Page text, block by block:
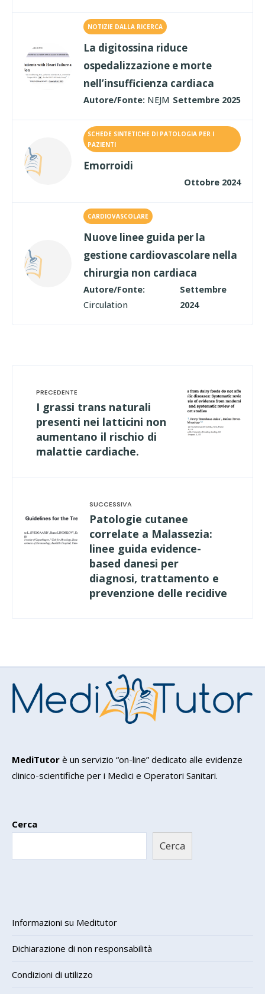
NOTIZIE DALLA RICERCA
La digitossina riduce
ospedalizzazione e morte
nell’insufficienza cardiaca
Autore/Fonte: NEJM Settembre 2025
SCHEDE SINTETICHE DI PATOLOGIA PER I
PAZIENTI
Emorroidi
Ottobre 2024
CARDIOVASCOLARE
Nuove linee guida per la
gestione cardiovascolare nella
chirurgia non cardiaca
Autore/Fonte:
Circulation
Settembre
2024
I grassi trans naturali
presenti nei latticini non
aumentano il rischio di
malattie cardiache.
Patologie cutanee
correlate a Malassezia:
linee guida evidence-
based danesi per
diagnosi, trattamento e
prevenzione delle recidive
MediTutor è un servizio “on-line” dedicato alle evidenze
clinico-scientifiche per i Medici e Operatori Sanitari.
Cerca
Cerca
Informazioni su Meditutor
Dichiarazione di non responsabilità
Condizioni di utilizzo